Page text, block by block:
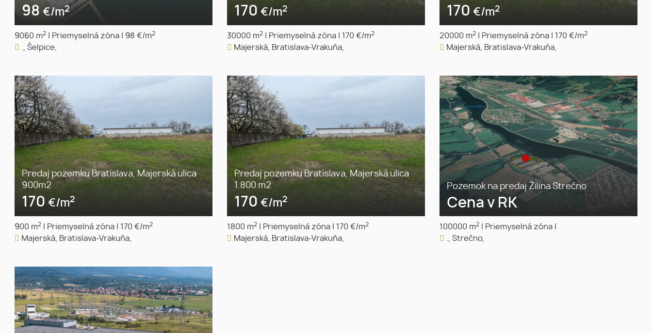
98 €/m2
9060 m2 Priemyselná zóna 98 €/m2
., Šelpice,
170 €/m2
30000 m2 Priemyselná zóna 170 €/m2
Majerská, Bratislava-Vrakuňa,
170 €/m2
20000 m2 Priemyselná zóna 170 €/m2
Majerská, Bratislava-Vrakuňa,
Predaj pozemku Bratislava, Majerská ulica
900m2
170 €/m2
900 m2 Priemyselná zóna 170 €/m2
Majerská, Bratislava-Vrakuňa,
Predaj pozemku Bratislava, Majerská ulica
1.800 m2
170 €/m2
1800 m2 Priemyselná zóna 170 €/m2
Majerská, Bratislava-Vrakuňa,
Pozemok na predaj Žilina Strečno
Cena v RK
100000 m2 Priemyselná zóna
., Strečno,